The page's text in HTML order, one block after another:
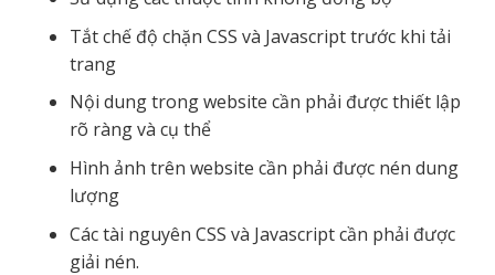
Tắt chế độ chặn CSS và Javascript trước khi tải
trang
Nội dung trong website cần phải được thiết lập
rõ ràng và cụ thể
Hình ảnh trên website cần phải được nén dung
lượng
Các tài nguyên CSS và Javascript cần phải được
giải nén.